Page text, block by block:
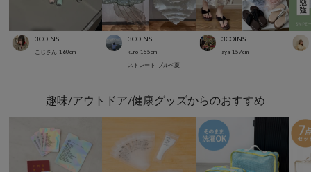
3COINS
こじさん 160cm
3COINS
kuro 155cm
ストレート ブルベ夏
3COINS
aya 157cm
趣味/アウトドア/健康グッズからのおすすめ